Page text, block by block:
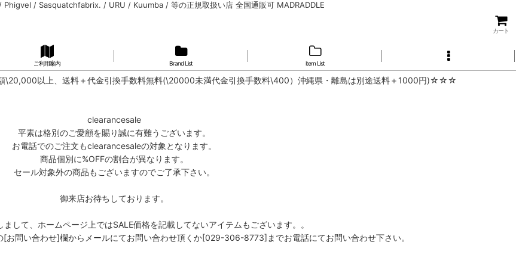
/ Sasquatchfabrix. / URU / Kuumba / 等の正規取扱い店 全国通販可 MADRADDLE
カート
ご利用案内 Brand List item List
以上、送料＋代金引換手数料無料(\20000未満代金引換手数料\400）沖縄県・離島は別途送料＋1000円)☆☆☆
clearancesale
平素は格別のご愛顧を賜り誠に有難うございます。
お電話でのご注文もclearancesaleの対象となります。
商品個別に%OFFの割合が異なります。
セール対象外の商品もございますのでご了承下さい。
御来店お待ちしております。
して、ホームページ上ではSALE価格を記載してないアイテムもございます。。
お問い合わせ]欄からメールにてお問い合わせ頂くか[029-306-8773]までお電話にてお問い合わせ下さい。